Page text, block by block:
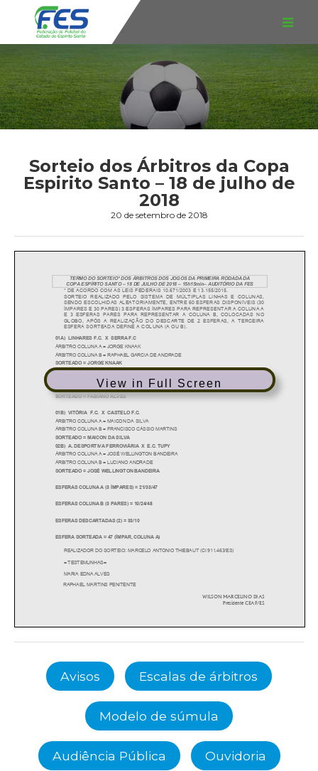
Sorteio dos Árbitros da Copa
Espirito Santo – 18 de julho de
2018
20 de setembro de 2018
View in Full Screen
Avisos Escalas de árbitros
Modelo de súmula
Audiência Pública Ouvidoria